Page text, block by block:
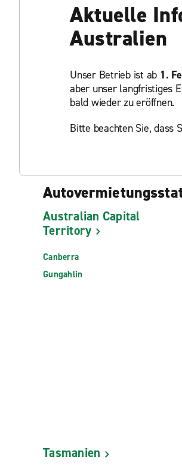
Aktuelle
Australien
Unser Betrieb ist ab 1.
aber unser langfristiges
bald wieder zu eröffnen.
Bitte beachten Sie, dass
Australian Capital
Territory
Canberra
Gungahlin
Tasmanien